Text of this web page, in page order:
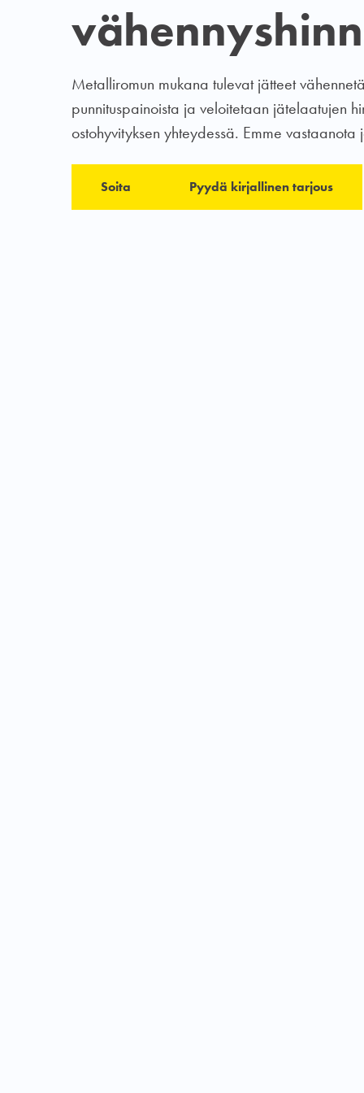
Metalliromun mukana tulevat jätteet
punnituspainoista ja veloitetaan jätelaatujen
ostohyvityksen yhteydessä. Emme
Soita Pyydä kirjallinen tarjous